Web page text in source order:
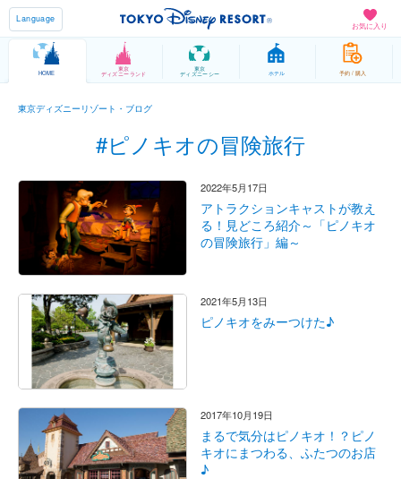
お気に入り
Language
HOME
東京
ディズニーランド
東京
ディズニーシー ホテル 予約 / 購入
東京ディズニーリゾート・ブログ
#ピノキオの冒険旅行
2022年5月17日
アトラクションキャストが教え
る！見どころ紹介～「ピノキオ
の冒険旅行」編～
2021年5月13日
ピノキオをみーつけた♪
2017年10月19日
まるで気分はピノキオ！？ピノ
キオにまつわる、ふたつのお店
♪